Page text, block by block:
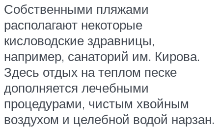
Собственными пляжами
располагают некоторые
кисловодские здравницы,
например, санаторий им. Кирова.
Здесь отдых на теплом песке
дополняется лечебными
процедурами, чистым хвойным
воздухом и целебной водой нарзан.